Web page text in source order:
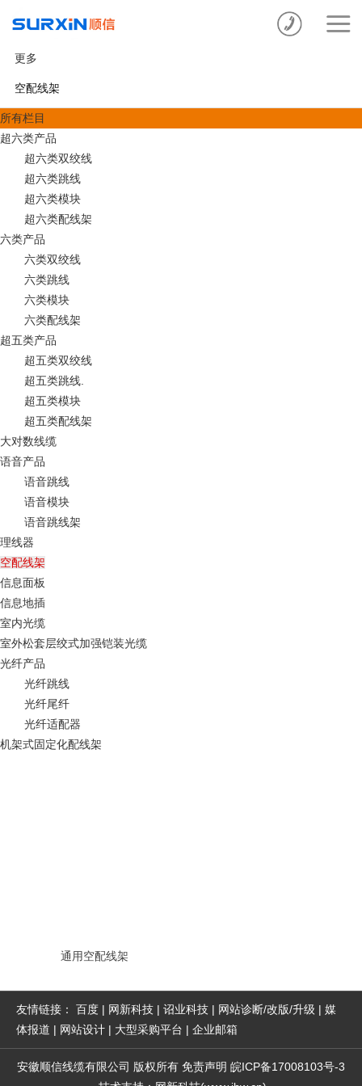
更多
空配线架
所有栏目
超六类产品
超六类双绞线
超六类跳线
超六类模块
超六类配线架
六类产品
六类双绞线
六类跳线
六类模块
六类配线架
超五类产品
超五类双绞线
超五类跳线.
超五类模块
超五类配线架
大对数线缆
语音产品
语音跳线
语音模块
语音跳线架
理线器
空配线架
信息面板
信息地插
室内光缆
室外松套层绞式加强铠装光缆
光纤产品
光纤跳线
光纤尾纤
光纤适配器
机架式固定化配线架
通用空配线架
友情链接： 百度 | 网新科技 | 诏业科技 | 网站诊断/改版/升级 | 媒
体报道 | 网站设计 | 大型采购平台 | 企业邮箱
安徽顺信线缆有限公司 版权所有 免责声明 皖ICP备17008103号-3